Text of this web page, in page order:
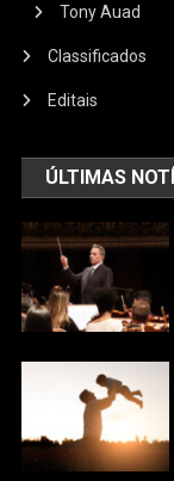
Tony Auad
Classificados
Editais
ÚLTIMAS